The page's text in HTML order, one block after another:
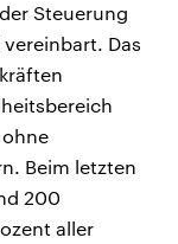
Steuerung
Das
Beim letzten
200
aller